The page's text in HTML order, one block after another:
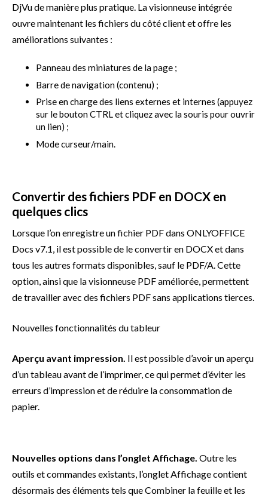
DjVu de manière plus pratique. La visionneuse intégrée
ouvre maintenant les fichiers du côté client et offre les
améliorations suivantes :
Panneau des miniatures de la page ;
Barre de navigation (contenu) ;
Prise en charge des liens externes et internes (appuyez
sur le bouton CTRL et cliquez avec la souris pour ouvrir
un lien) ;
Mode curseur/main.
Convertir des fichiers PDF en DOCX en
quelques clics
Lorsque l’on enregistre un fichier PDF dans ONLYOFFICE
Docs v7.1, il est possible de le convertir en DOCX et dans
tous les autres formats disponibles, sauf le PDF/A. Cette
option, ainsi que la visionneuse PDF améliorée, permettent
de travailler avec des fichiers PDF sans applications tierces.
Nouvelles fonctionnalités du tableur
Aperçu avant impression. Il est possible d’avoir un aperçu
d’un tableau avant de l’imprimer, ce qui permet d’éviter les
erreurs d’impression et de réduire la consommation de
papier.
Nouvelles options dans l’onglet Affichage. Outre les
outils et commandes existants, l’onglet Affichage contient
désormais des éléments tels que Combiner la feuille et les